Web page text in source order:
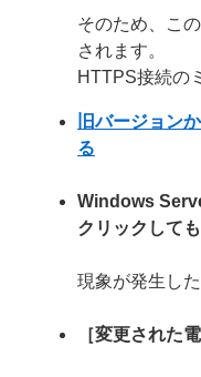
そのため、こ
されます。
HTTPS接続の
旧バージョン
る
Windows
クリックして
現象が発生し
［変更された